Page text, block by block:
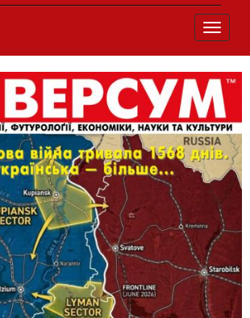
TOGGLE